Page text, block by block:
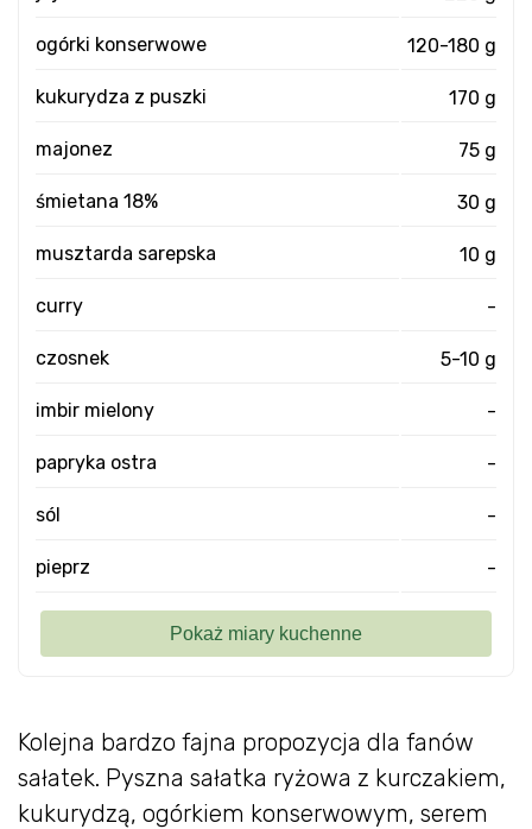
Kolejna bardzo fajna propozycja dla fanów
sałatek. Pyszna sałatka ryżowa z kurczakiem,
kukurydzą, ogórkiem konserwowym, serem
ogórki konserwowe 120-180 g
kukurydza z puszki 170 g
majonez 75 g
śmietana 18% 30 g
musztarda sarepska 10 g
curry -
czosnek 5-10 g
imbir mielony -
papryka ostra -
sól -
pieprz -